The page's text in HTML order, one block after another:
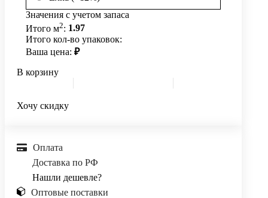
Значения с учетом запаса
Итого м2: 1.97
Итого кол-во упаковок:
Ваша цена: ₽
В корзину
Хочу скидку
Оплата
Доставка по РФ
Нашли дешевле?
Оптовые поставки